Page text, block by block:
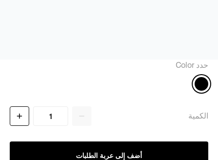
حدد Color
الكمية
أضف إلى عربة الطلبات